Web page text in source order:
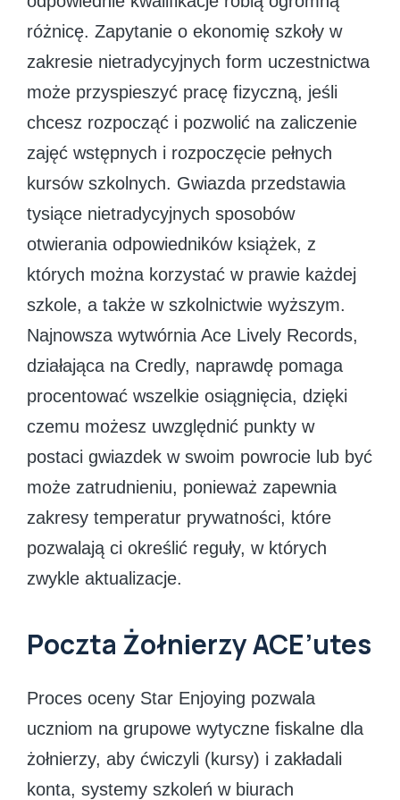
różnicę. Zapytanie o ekonomię szkoły w
zakresie nietradycyjnych form uczestnictwa
może przyspieszyć pracę fizyczną, jeśli
chcesz rozpocząć i pozwolić na zaliczenie
zajęć wstępnych i rozpoczęcie pełnych
kursów szkolnych. Gwiazda przedstawia
tysiące nietradycyjnych sposobów
otwierania odpowiedników książek, z
których można korzystać w prawie każdej
szkole, a także w szkolnictwie wyższym.
Najnowsza wytwórnia Ace Lively Records,
działająca na Credly, naprawdę pomaga
procentować wszelkie osiągnięcia, dzięki
czemu możesz uwzględnić punkty w
postaci gwiazdek w swoim powrocie lub być
może zatrudnieniu, ponieważ zapewnia
zakresy temperatur prywatności, które
pozwalają ci określić reguły, w których
zwykle aktualizacje.
Poczta Żołnierzy ACE’utes
Proces oceny Star Enjoying pozwala
uczniom na grupowe wytyczne fiskalne dla
żołnierzy, aby ćwiczyli (kursy) i zakładali
konta, systemy szkoleń w biurach